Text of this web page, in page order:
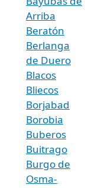
Arriba
Beratón
Berlanga
de Duero
Blacos
Bliecos
Borjabad
Borobia
Buberos
Buitrago
Burgo de
Osma-